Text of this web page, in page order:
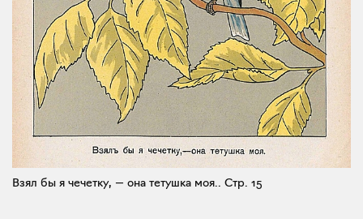
Взял бы я чечетку, — она тетушка моя.. Стр. 15